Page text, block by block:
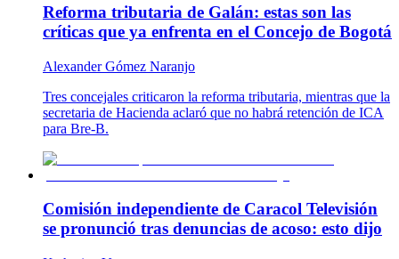
Reforma tributaria de Galán: estas son las
críticas que ya enfrenta en el Concejo de Bogotá
Alexander Gómez Naranjo
Tres concejales criticaron la reforma tributaria, mientras que la
secretaria de Hacienda aclaró que no habrá retención de ICA
para Bre-B.
Comisión independiente de Caracol Televisión
se pronunció tras denuncias de acoso: esto dijo